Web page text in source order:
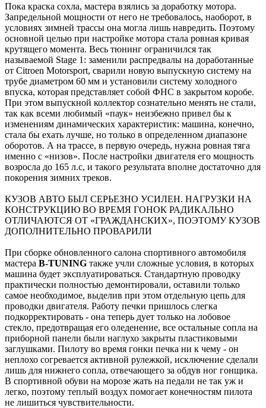
Пока краска сохла, мастера взялись за доработку мотора.
Запредельной мощности от него не требовалось, наоборот, в
условиях зимней трассы она могла лишь навредить. Поэтому
основной целью при настройке мотора стала ровная кривая
крутящего момента. Весь тюнинг ограничился так
называемой Stage 1: заменили распредвалы на доработанные
от Citroen Motorsport, сварили новую выпускную систему на
трубе диаметром 60 мм и установили систему холодного
впуска, которая представляет собой ФНС в закрытом коробе.
При этом выпускной коллектор сознательно менять не стали,
так как всеми любимый «паук» неизбежно привел бы к
изменениям динамических характеристик: машина, конечно,
стала бы ехать лучше, но только в определенном диапазоне
оборотов. А на трассе, в первую очередь, нужна ровная тяга
именно с «низов». После настройки двигателя его мощность
возросла до 165 л.с, и такого результата вполне достаточно для
покорения зимних треков.
КУЗОВ АВТО БЫЛ СЕРЬЕЗНО УСИЛЕН. НАГРУЗКИ НА
КОНСТРУКЦИЮ ВО ВРЕМЯ ГОНОК РАДИКАЛЬНО
ОТЛИЧАЮТСЯ ОТ «ГРАЖДАНСКИХ», ПОЭТОМУ КУЗОВ
ДОПОЛНИТЕЛЬНО ПРОВАРИЛИ
При сборке обновленного салона спортивного автомобиля
мастера B-TUNING также учли сложные условия, в которых
машина будет эксплуатироваться. Стандартную проводку
практически полностью демонтировали, оставили только
самое необходимое, выделив при этом отдельную цепь для
проводки двигателя. Работу печки пришлось слегка
подкорректировать - она теперь дует только на лобовое
стекло, предотвращая его оледенение, все остальные сопла на
приборной панели были наглухо закрыты пластиковыми
заглушками. Пилоту во время гонки печка ни к чему - он
неплохо согревается активной рулежкой, исключение сделали
лишь для нижнего сопла, отвечающего за обдув ног гонщика.
В спортивной обуви на морозе жать на педали не так уж и
легко, поэтому теплый воздух помогает конечностям пилота
не лишиться чувствительности.